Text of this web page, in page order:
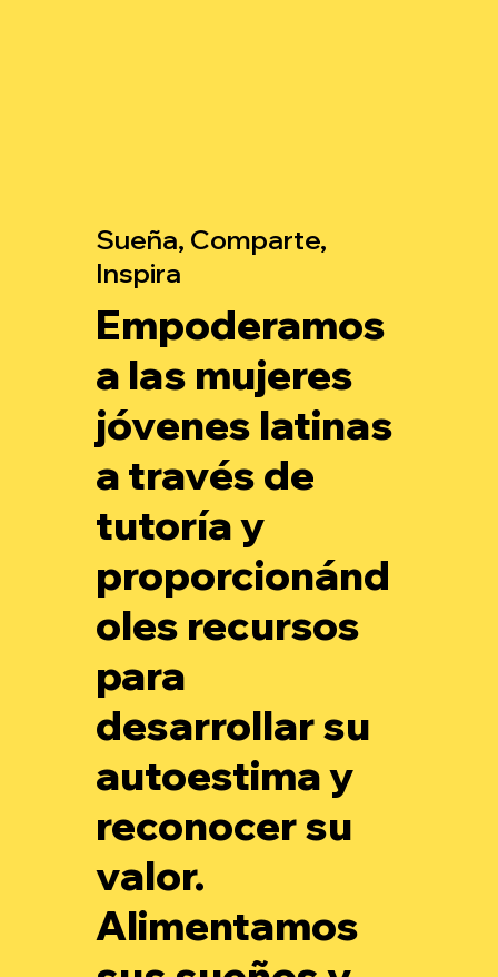
Sueña, Comparte,
Inspira
Empoderamos
a las mujeres
jóvenes latinas
a través de
tutoría y
proporcionánd
oles recursos
para
desarrollar su
autoestima y
reconocer su
valor.
Alimentamos